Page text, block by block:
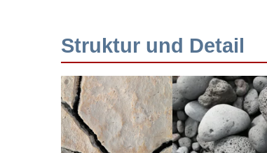
Struktur und Detail